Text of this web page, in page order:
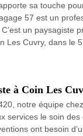
sa touche
57 est un
un paysagiste
Les Cuvry, dans le
à Coin Les
notre équipe
services le soin des
ont besoin